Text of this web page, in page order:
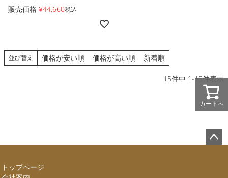
販売価格 ¥44,660税込
並び替え 価格が安い順 価格が高い順 新着順
15件中 1-15件表示
カートへ
トップページ